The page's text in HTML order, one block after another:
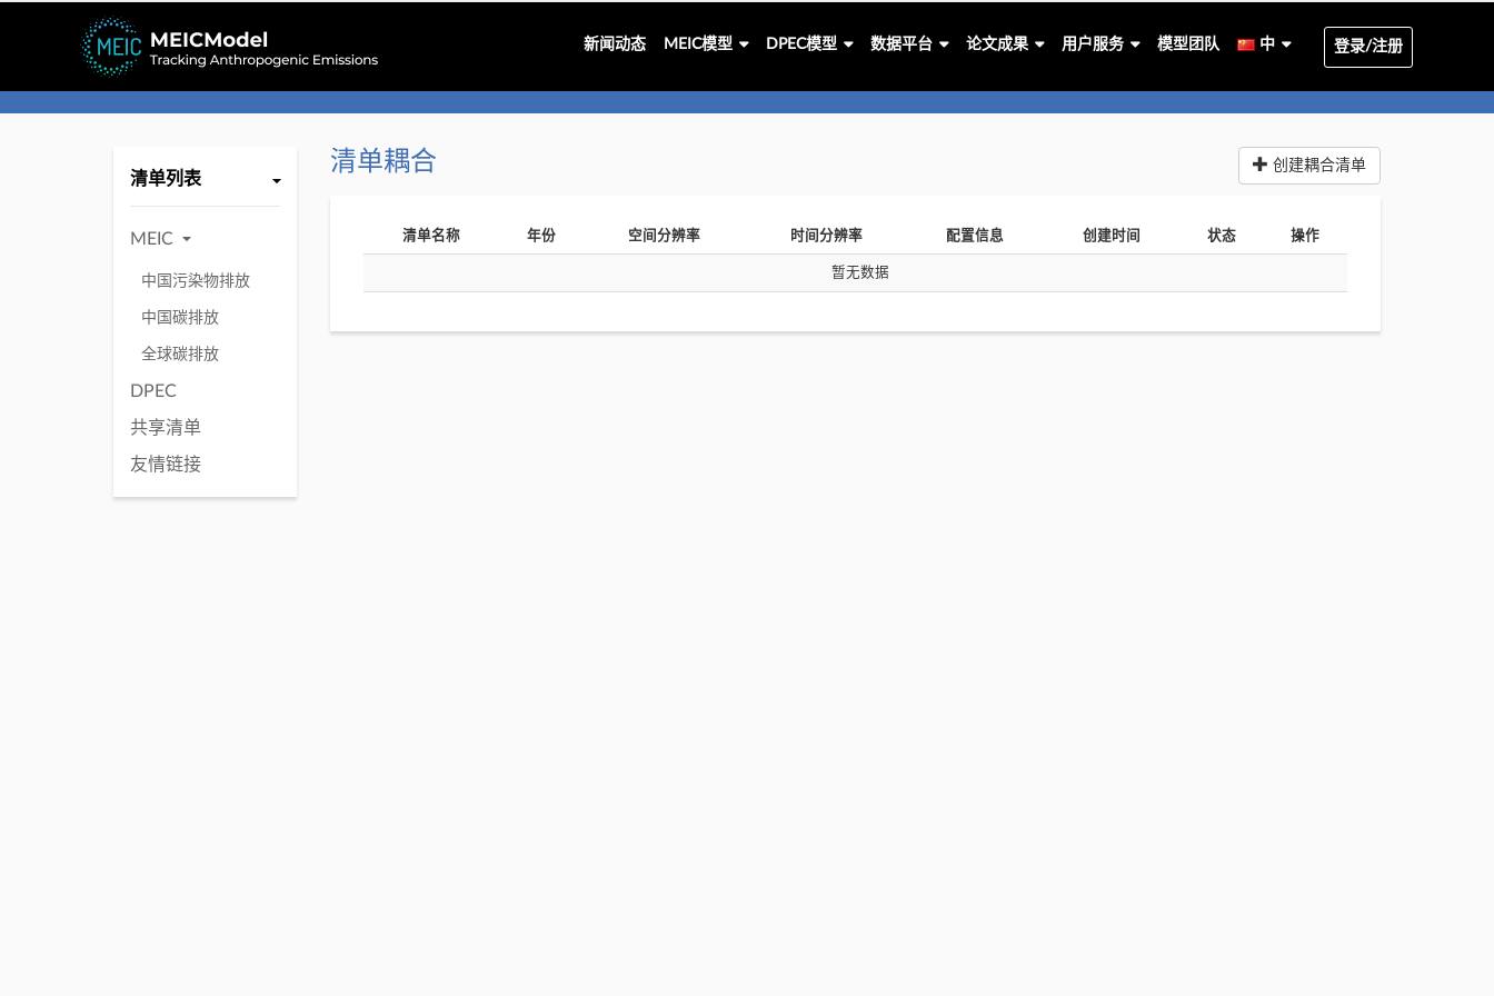
新闻动态 MEIC模型 DPEC模型 数据平台 论文成果 用户服务 模型团队 中 登录/注册
清单列表
MEIC
中国污染物排放
中国碳排放
全球碳排放
DPEC
共享清单
友情链接
清单耦合 创建耦合清单
清单名称 年份 空间分辨率 时间分辨率 配置信息 创建时间 状态 操作
暂无数据